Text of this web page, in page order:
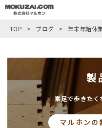
TOP > ブログ > 年末年始休
製
素足で歩きたく
マルホン